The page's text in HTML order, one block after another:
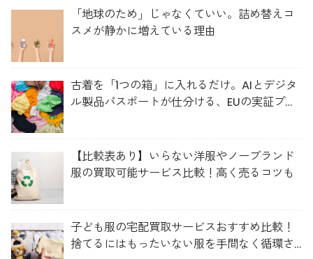
「地球のため」じゃなくていい。詰め替えコ
スメが静かに増えている理由
古着を「1つの箱」に入れるだけ。AIとデジタ
ル製品パスポートが仕分ける、EUの実証プロ
【比較表あり】いらない洋服やノーブランド
服の買取可能サービス比較！高く売るコツも
子ども服の宅配買取サービスおすすめ比較！
捨てるにはもったいない服を手間なく循環さ